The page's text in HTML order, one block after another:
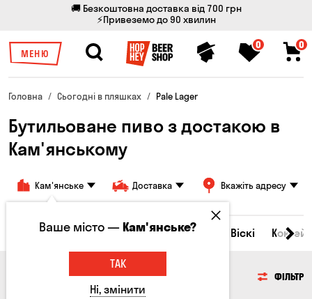
🚚 Безкоштовна доставка від 700 грн
⚡Привеземо до 90 хвилин
МЕНЮ
0 0
Головна Сьогодні в пляшках Pale Lager
Бутильоване пиво з достакою в
Кам'янському
Кам'янське Доставка Вкажіть адресу
Всі товари Пиво Сидр Вино Віскі
ФІЛЬТР
Ваше місто —Кам'янське?
ТАК
Ні, змінити